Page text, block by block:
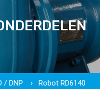
/ DNP Robot RD6140